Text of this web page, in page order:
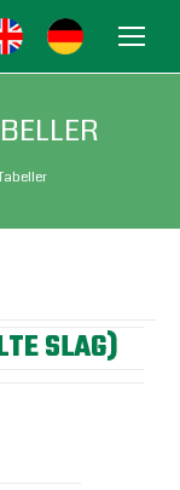
SLAG)